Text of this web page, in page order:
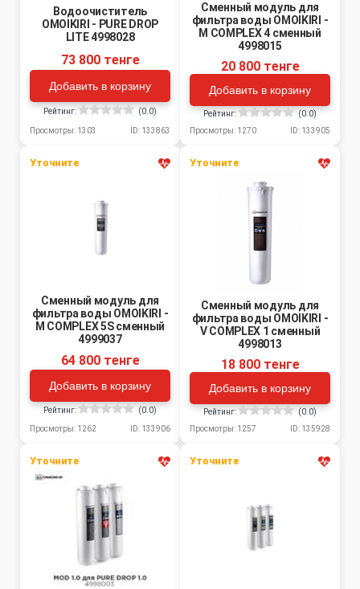
Водоочиститель
OMOIKIRI - PURE DROP
LITE 4998028
73 800 тенге
Добавить в корзину
Рейтинг: (0.0)
Просмотры: 1303 ID: 133863
Сменный модуль для
фильтра воды OMOIKIRI -
M COMPLEX 4 сменный
4998015
20 800 тенге
Добавить в корзину
Рейтинг:
(0.0)
Просмотры: 1270
ID: 133905
Уточните
Сменный модуль для
фильтра воды OMOIKIRI -
M COMPLEX 5S сменный
4999037
64 800 тенге
Добавить в корзину
Рейтинг: (0.0)
Просмотры: 1262 ID: 133906
Уточните
Сменный модуль для
фильтра воды OMOIKIRI -
V COMPLEX 1 сменный
4998013
18 800 тенге
Добавить в корзину
Рейтинг:
(0.0)
Просмотры: 1257
ID: 135928
Уточните Уточните